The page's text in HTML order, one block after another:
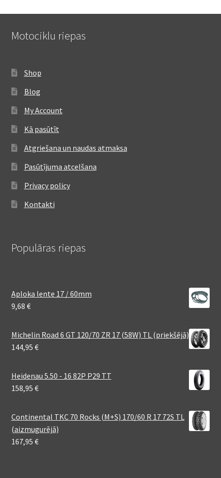
Motociklu riepas
Shop
Blog
My Account
Kā pasūtīt
Atgriešana un naudas atmaksa
Pasūtījuma atcelšana
Privacy policy
Kontakti
Populāras riepas
Aploka lente 17 / 60mm
9,68 €
Michelin Road 6 GT 120/70 ZR 17 (58W) TL (priekšējā)
144,95 €
Heidenau 5.50 - 16 82P P29 TT
158,95 €
Continental TKC 70 Rocks (M+S) 170/60 R 17 72S TL
(aizmugurējā)
167,95 €